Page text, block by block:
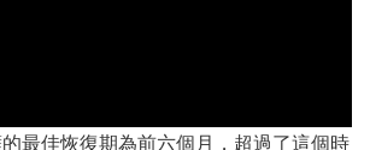
最佳恢復期為前六個月，超過了這個時